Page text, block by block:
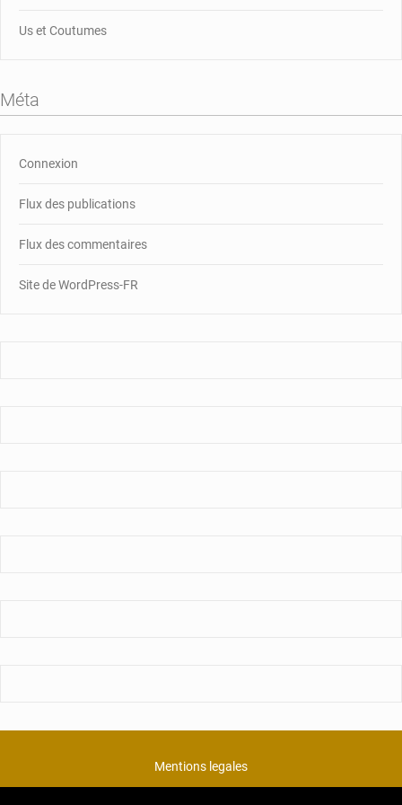
Us et Coutumes
Méta
Connexion
Flux des publications
Flux des commentaires
Site de WordPress-FR
Mentions legales